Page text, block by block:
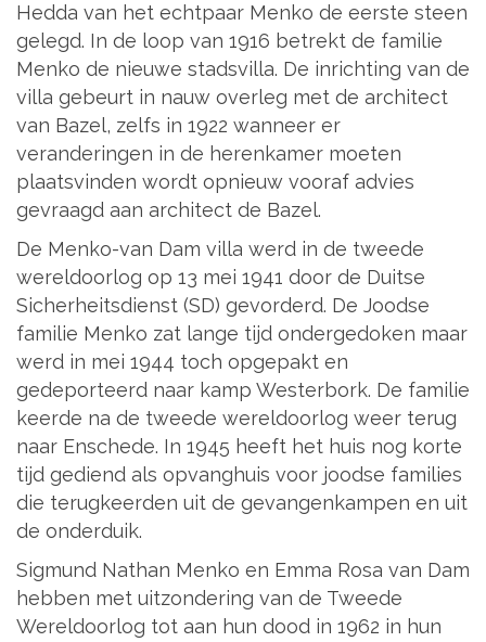
Hedda van het echtpaar Menko de eerste steen
gelegd. In de loop van 1916 betrekt de familie
Menko de nieuwe stadsvilla. De inrichting van de
villa gebeurt in nauw overleg met de architect
van Bazel, zelfs in 1922 wanneer er
veranderingen in de herenkamer moeten
plaatsvinden wordt opnieuw vooraf advies
gevraagd aan architect de Bazel.
De Menko-van Dam villa werd in de tweede
wereldoorlog op 13 mei 1941 door de Duitse
Sicherheitsdienst (SD) gevorderd. De Joodse
familie Menko zat lange tijd ondergedoken maar
werd in mei 1944 toch opgepakt en
gedeporteerd naar kamp Westerbork. De familie
keerde na de tweede wereldoorlog weer terug
naar Enschede. In 1945 heeft het huis nog korte
tijd gediend als opvanghuis voor joodse families
die terugkeerden uit de gevangenkampen en uit
de onderduik.
Sigmund Nathan Menko en Emma Rosa van Dam
hebben met uitzondering van de Tweede
Wereldoorlog tot aan hun dood in 1962 in hun